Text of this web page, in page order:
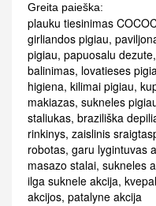
Greita paieška:
plauku tiesinimas
girliandos pigiau,
pigiau, papuosalu dezute,
balinimas, lovatieses
higiena, kilimai pigiau,
makiazas, sukneles
staliukas, braziliška
rinkinys, zaislinis
robotas, garu lygintuvas
masazo stalai, sukneles
ilga suknele akcija,
akcijos, patalyne akcija